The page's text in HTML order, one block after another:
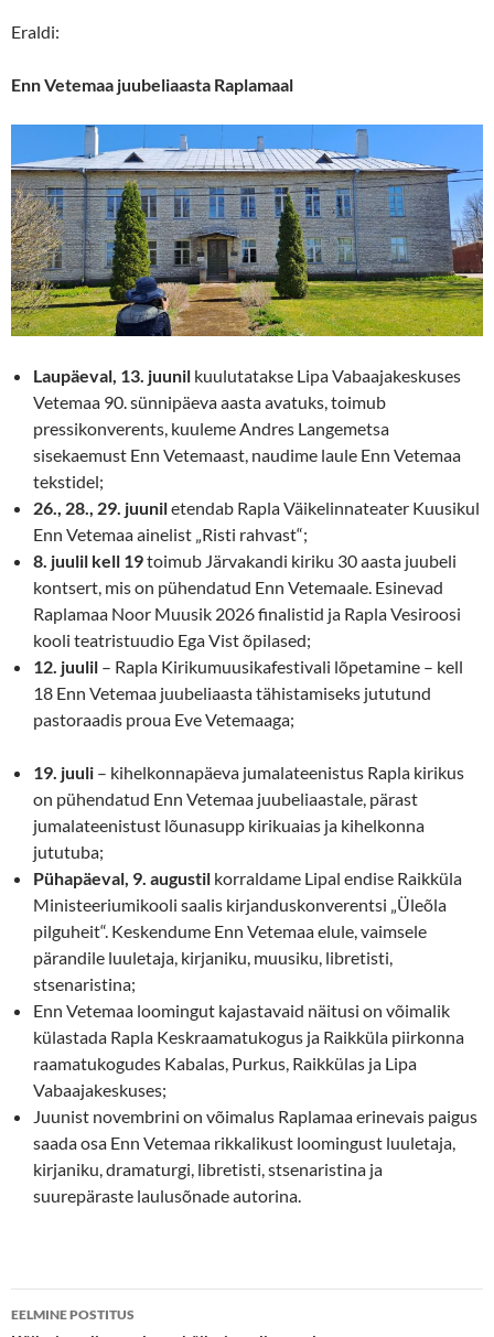
Eraldi:
Enn Vetemaa juubeliaasta Raplamaal
Laupäeval, 13. juunil kuulutatakse Lipa Vabaajakeskuses
Vetemaa 90. sünnipäeva aasta avatuks, toimub
pressikonverents, kuuleme Andres Langemetsa
sisekaemust Enn Vetemaast, naudime laule Enn Vetemaa
tekstidel;
26., 28., 29. juuniletendab Rapla Väikelinnateater Kuusikul
Enn Vetemaa ainelist „Risti rahvast“;
8. juulil kell 19toimub Järvakandi kiriku 30 aasta juubeli
kontsert, mis on pühendatud Enn Vetemaale. Esinevad
Raplamaa Noor Muusik 2026 finalistid ja Rapla Vesiroosi
kooli teatristuudio Ega Vist õpilased;
12. juulil – Rapla Kirikumuusikafestivali lõpetamine – kell
18 Enn Vetemaa juubeliaasta tähistamiseks jututund
pastoraadis proua Eve Vetemaaga;
19. juuli – kihelkonnapäeva jumalateenistus Rapla kirikus
on pühendatud Enn Vetemaa juubeliaastale, pärast
jumalateenistust lõunasupp kirikuaias ja kihelkonna
jututuba;
Pühapäeval, 9. augustil korraldame Lipal endise Raikküla
Ministeeriumikooli saalis kirjanduskonverentsi „Üleõla
pilguheit“. Keskendume Enn Vetemaa elule, vaimsele
pärandile luuletaja, kirjaniku, muusiku, libretisti,
stsenaristina;
Enn Vetemaa loomingut kajastavaid näitusi on võimalik
külastada Rapla Keskraamatukogus ja Raikküla piirkonna
raamatukogudes Kabalas, Purkus, Raikkülas ja Lipa
Vabaajakeskuses;
Juunist novembrini on võimalus Raplamaa erinevais paigus
saada osa Enn Vetemaa rikkalikust loomingust luuletaja,
kirjaniku, dramaturgi, libretisti, stsenaristina ja
suurepäraste laulusõnade autorina.
Postituste
EELMINE POSTITUS